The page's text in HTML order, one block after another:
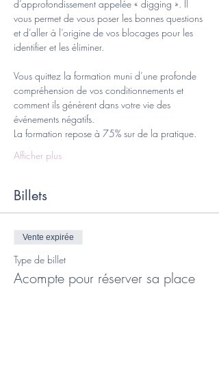
d’approfondissement appelée « digging ». Il
vous permet de vous poser les bonnes questions
et d’aller à l’origine de vos blocages pour les
identifier et les éliminer.
Vous quittez la formation muni d’une profonde
compréhension de vos conditionnements et
comment ils génèrent dans votre vie des
événements négatifs.
La formation repose à 75% sur de la pratique.
Afficher plus
Billets
Vente expirée
Type de billet
Acompte pour réserver sa place